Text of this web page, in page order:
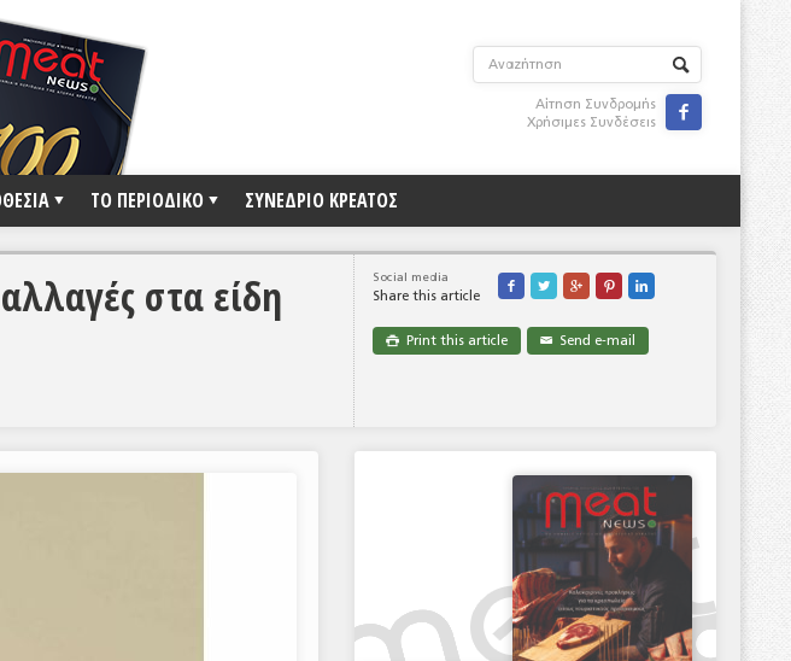
Αίτηση Συνδρομής
Χρήσιμες Συνδέσεις

ΤΟ ΠΕΡΙΟΔΙΚΟ ΣΥΝΕΔΡΙΟ ΚΡΕΑΤΟΣ
Social media
Share this article
    
 Print this article ✉ Send e-mail
στα είδη